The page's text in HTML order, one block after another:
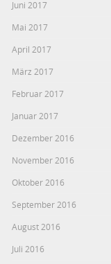
Juni 2017
Mai 2017
April 2017
März 2017
Februar 2017
Januar 2017
Dezember 2016
November 2016
Oktober 2016
September 2016
August 2016
Juli 2016